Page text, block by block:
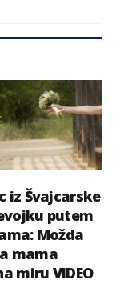
iz Švajcarske
putem
Možda
mama
miru VIDEO